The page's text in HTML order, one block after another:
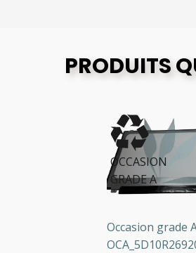
PRODUITS
OCCASION
GRADE A
Occasion grade A.
OCA_5D10R26920